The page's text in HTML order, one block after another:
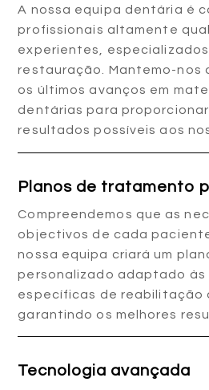
A nossa equipa dentária é
profissionais altamente
experientes,
restauração. Mantemo-nos
os últimos avanços em
dentárias para proporcionar
resultados possíveis aos
Planos de tratamento
Compreendemos que as
objectivos de cada
nossa equipa criará um
personalizado adaptado às
específicas de reabilitação
garantindo os melhores
Tecnologia avançada